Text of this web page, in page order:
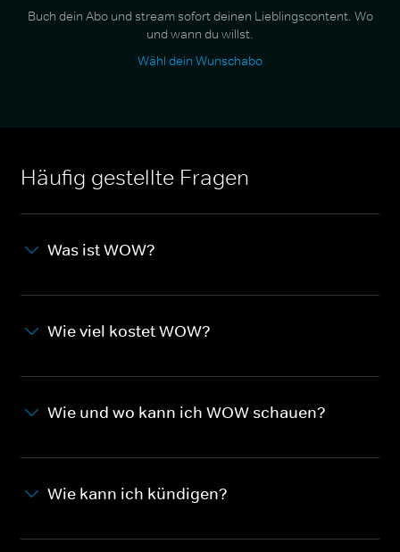
Buch dein Abo und stream sofort deinen Lieblingscontent. Wo
und wann du willst.
Wähl dein Wunschabo
Häufig gestellte Fragen
Was ist WOW?
Wie viel kostet WOW?
Wie und wo kann ich WOW schauen?
Wie kann ich kündigen?